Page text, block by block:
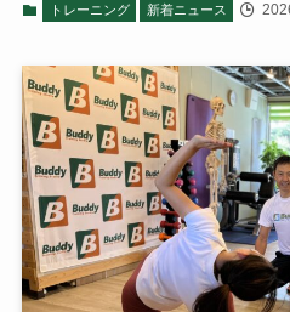
トレーニング 新着ニュース